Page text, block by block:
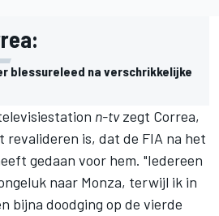
blessureleed na verschrikkelijke
n-tvzegt Correa,
revalideren is, dat de FIA na het
gedaan voor hem. "Iedereen
naar Monza, terwijl ik in
bijna doodging op de vierde